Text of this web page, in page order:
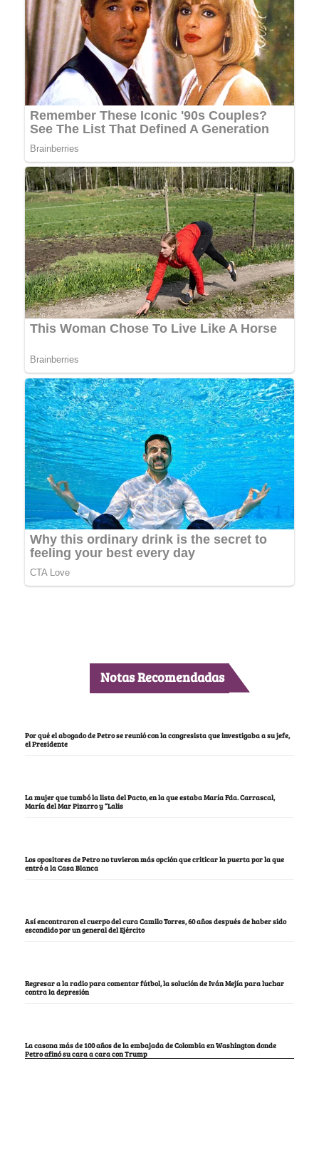
Notas Recomendadas
Por qué el abogado de Petro se reunió con la congresista que investigaba a su jefe,
el Presidente
La mujer que tumbó la lista del Pacto, en la que estaba María Fda. Carrascal,
María del Mar Pizarro y “Lalis
Los opositores de Petro no tuvieron más opción que criticar la puerta por la que
entró a la Casa Blanca
Así encontraron el cuerpo del cura Camilo Torres, 60 años después de haber sido
escondido por un general del Ejército
Regresar a la radio para comentar fútbol, la solución de Iván Mejía para luchar
contra la depresión
La casona más de 100 años de la embajada de Colombia en Washington donde
Petro afinó su cara a cara con Trump